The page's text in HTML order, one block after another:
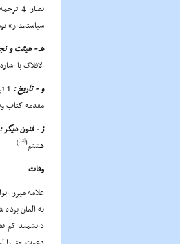
سیاستمدار» نوشته مونتگمرى وات 6
هـ - هیئت و
الافلاک با اشاره به هیئت جدید 3 هیئت
و - تاریخ :
مقدمه کتاب وقایع السنین خاتون
ز - فنون دیگر :
هشتم(
[12]
)
وفات
علامه میرزا
به آلمان